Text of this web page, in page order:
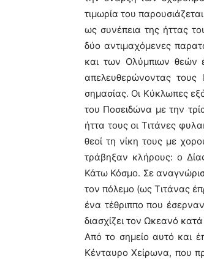
τιμωρία του
ως συνέπεια της ήττας
δύο αντιμαχόμενες
και των Ολύμπιων θεών
απελευθερώνοντας
σημασίας. Οι Κύκλωπες
του Ποσειδώνα με την
ήττα τους οι Τιτάνες
θεοί τη νίκη τους με
τράβηξαν κλήρους: ο
Κάτω Κόσμο. Σε
τον πόλεμο (ως Τιτάνας
ένα τέθριππο που
διασχίζει τον Ωκεανό
Από το σημείο αυτό και
Κένταυρο Χείρωνα, που